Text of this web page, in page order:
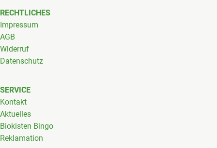
RECHTLICHES
Impressum
AGB
Widerruf
Datenschutz
SERVICE
Kontakt
Aktuelles
Biokisten Bingo
Reklamation